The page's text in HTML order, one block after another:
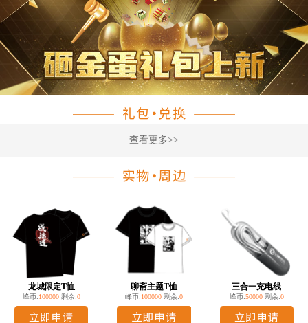
查看更多>>
龙城限定T恤
峰币:100000 剩余:0
聊斋主题T恤
峰币:100000 剩余:0
三合一充电线
峰币:50000 剩余:0